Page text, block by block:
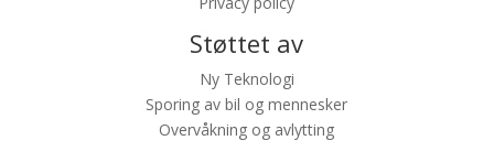
Støttet av
Ny Teknologi
Sporing av bil og mennesker
Overvåkning og avlytting